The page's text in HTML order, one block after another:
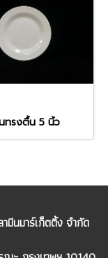
ทรงตื้น 5 นิ้ว
นมาร์เก็ตติ้ง จำกัด